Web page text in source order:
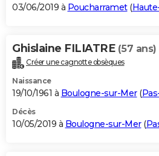
03/06/2019 à Poucharramet(
Ghislaine FILIATRE (57 ans)
Créer une cagnotte obsèques
Naissance
19/10/1961 à Boulogne-sur-Mer(
Décès
10/05/2019 à Boulogne-sur-Mer(